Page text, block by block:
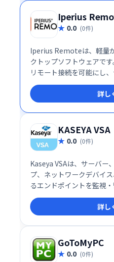
上を支援します。
Iperius
0.0 (0件)
Iperius Remoteは、軽量
クトップソフトウェアで
リモート接続を可能にし
ゼンテーション、カスタ
クなど、様々な用途に対応
と高いパフォーマンスで
を実現します。 複雑な設
ーフェースにより、初心者
迅速な接続と安定した通
作業をサポートします。
詳し
KASEYA VSA
0.0 (0件)
Kaseya VSAは、サーバー
プ、ネットワークデバイ
るエンドポイントを監視
ョンです。 高度な機能で
御し、運用コスト削減と
す。
詳し
GoToMyPC
0.0 (0件)